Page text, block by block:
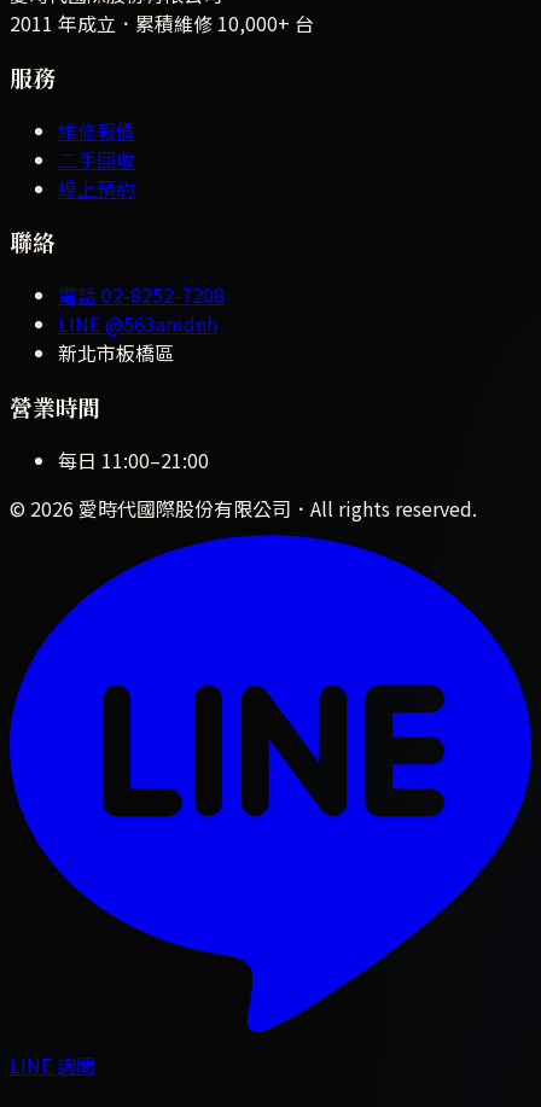
2011 年成立．累積維修 10,000+ 台
服務
維修報價
二手回收
線上預約
聯絡
電話02-8252-7208
LINE@563amdnh
新北市板橋區
營業時間
每日 11:00–21:00
© 2026 愛時代國際股份有限公司 ．All rights reserved.
LINE 詢問